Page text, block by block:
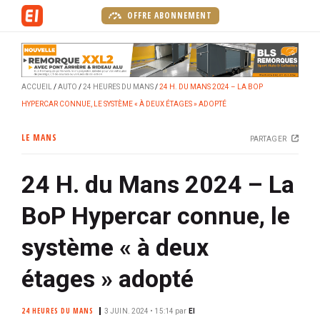
OFFRE ABONNEMENT
ACCUEIL AUTO 24 HEURES DU MANS 24 H. DU MANS 2024 – LA BOP
HYPERCAR CONNUE, LE SYSTÈME « À DEUX ÉTAGES » ADOPTÉ
LE MANS PARTAGER
24 H. du Mans 2024 – La
BoP Hypercar connue, le
système « à deux
étages » adopté
24 HEURES DU MANS 3 JUIN. 2024 • 15:14 par EI